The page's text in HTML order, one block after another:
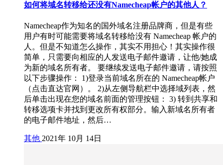
如何将域名转移给还没有Namecheap帐户的其他人？
Namecheap作为知名的国外域名注册品牌商，但是有些
用户有时可能需要将域名转移给没有 Namecheap 帐户的
人。但是不知道怎么操作，其实不用担心！其实操作很
简单，只需要向相应的人发送电子邮件邀请，让他/她成
为新的域名所有者。 要继续发送电子邮件邀请，请按照
以下步骤操作： 1)登录当前域名所在的 Namecheap帐户
（点击直达官网）。 2)从左侧导航栏中选择域列表，然
后单击出现在您的域名前面的管理按钮： 3) 转到共享和
转移选项卡并找到更改所有权部分。输入新域名所有者
的电子邮件地址，然后…
其他 2021年 10月 14日